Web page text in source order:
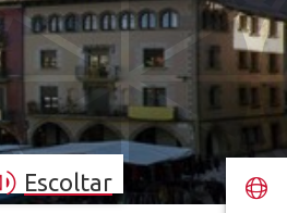
Escoltar